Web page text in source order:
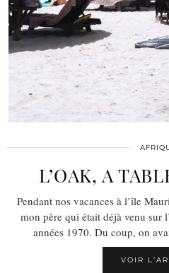
L’OAK, A
Pendant nos vacances à l’île
mon père qui était déjà venu sur
années 1970. Du coup, on
VOIR